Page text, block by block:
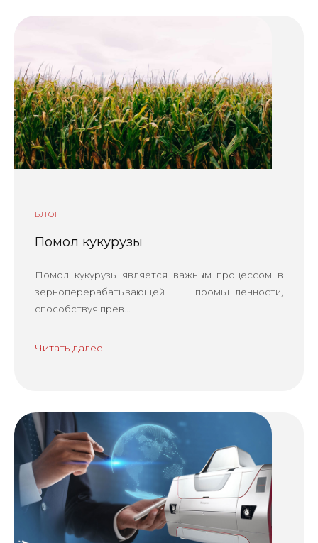
БЛОГ
Помол кукурузы
Помол кукурузы является важным процессом в
зерноперерабатывающей промышленности,
способствуя прев...
Читать далее